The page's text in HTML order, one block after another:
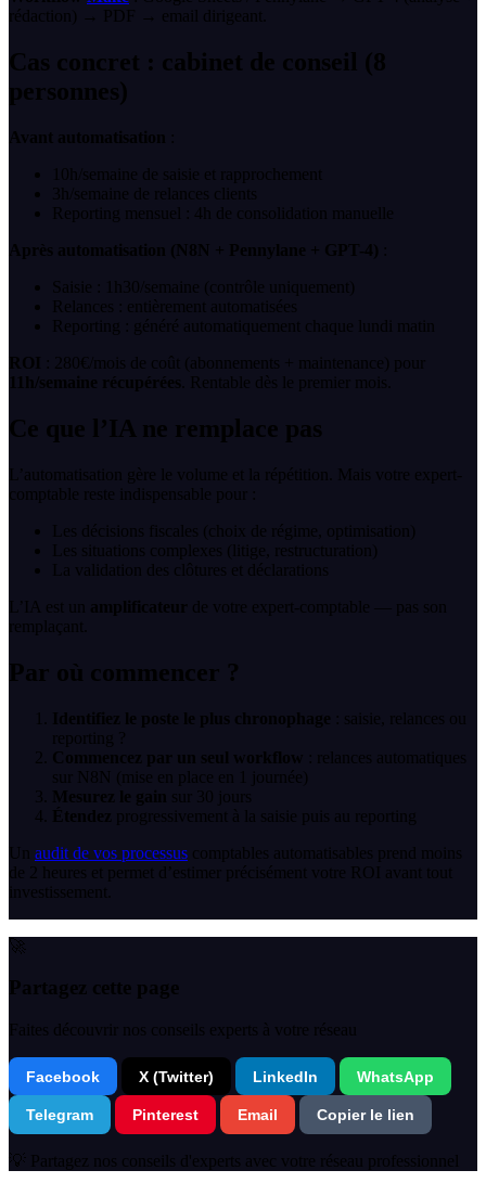
rédaction) → PDF → email dirigeant.
Cas concret : cabinet de conseil (8
personnes)
Avant automatisation
10h/semaine de saisie et rapprochement
3h/semaine de relances clients
Reporting mensuel : 4h de consolidation manuelle
Après automatisation (N8N + Pennylane + GPT-4)
Saisie : 1h30/semaine (contrôle uniquement)
Relances : entièrement automatisées
Reporting : généré automatiquement chaque lundi matin
ROI
: 280€/mois de coût (abonnements + maintenance) pour
11h/semaine récupérées . Rentable dès le premier mois.
Ce que l’IA ne remplace pas
L’automatisation gère le volume et la répétition. Mais votre expert-
comptable reste indispensable pour :
Les décisions fiscales (choix de régime, optimisation)
Les situations complexes (litige, restructuration)
La validation des clôtures et déclarations
L’IA est un amplificateur de votre expert-comptable — pas son
remplaçant.
Par où commencer ?
Identifiez le poste le plus chronophage : saisie, relances ou
reporting ?
Commencez par un seul workflow : relances automatiques
sur N8N (mise en place en 1 journée)
Mesurez le gain sur 30 jours
Étendez progressivement à la saisie puis au reporting
Un audit de vos processus comptables automatisables prend moins
de 2 heures et permet d’estimer précisément votre ROI avant tout
investissement.
🚀
Partagez cette page
Faites découvrir nos conseils experts à votre réseau
Facebook X (Twitter) LinkedIn WhatsApp
Telegram Pinterest Email Copier le lien
💡 Partagez nos conseils d'experts avec votre réseau professionnel